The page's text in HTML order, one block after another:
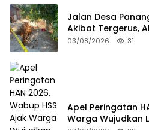
Jalan Desa
Akibat Tergerus,
03/08/2026 31
Apel Peringatan
Warga Wujudkan